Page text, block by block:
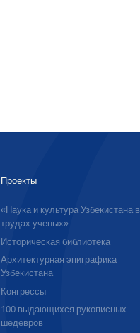
Проекты
«Наука и культура Узбекистана в
трудах ученых»
Историческая библиотека
Архитектурная эпиграфика
Узбекистана
Конгрессы
100 выдающихся рукописных
шедевров